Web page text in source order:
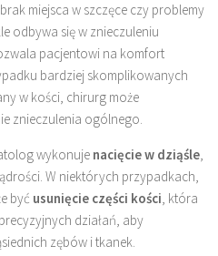
miejsca w szczęce czy problemy
odbywa się w znieczuleniu
pacjentowi na komfort
bardziej skomplikowanych
w kości, chirurg może
znieczulenia ogólnego.
wykonuje nacięcie w dziąśle,
W niektórych przypadkach,
być usunięcie części kości, która
działań, aby
zębów i tkanek.